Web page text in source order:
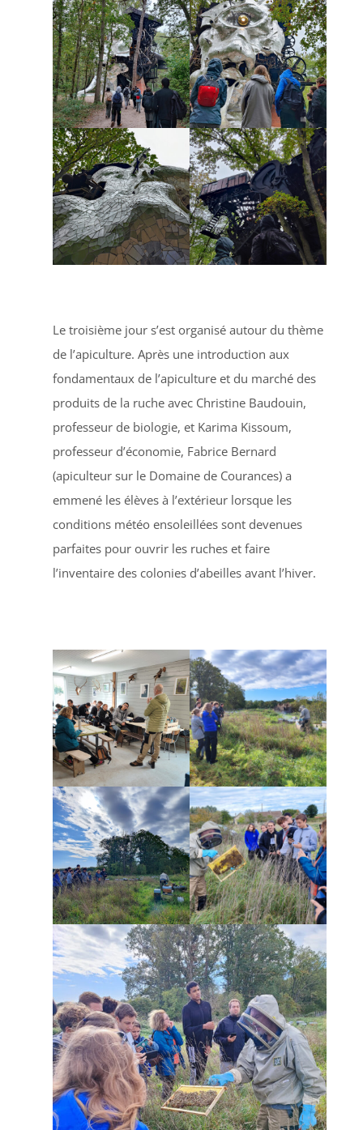
Le troisième jour s’est organisé autour du thème
de l’apiculture. Après une introduction aux
fondamentaux de l’apiculture et du marché des
produits de la ruche avec Christine Baudouin,
professeur de biologie, et Karima Kissoum,
professeur d’économie, Fabrice Bernard
(apiculteur sur le Domaine de Courances) a
emmené les élèves à l’extérieur lorsque les
conditions météo ensoleillées sont devenues
parfaites pour ouvrir les ruches et faire
l’inventaire des colonies d’abeilles avant l’hiver.